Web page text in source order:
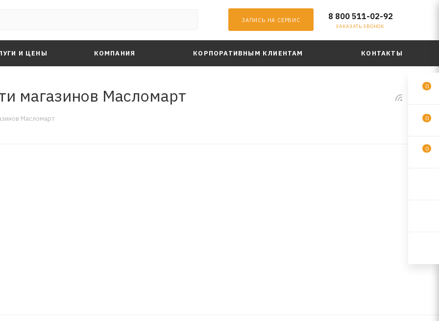
ЗАПИСЬ НА СЕРВИС 8 800 511-02-92
ЗАКАЗАТЬ ЗВОНОК
И ЦЕНЫ КОМПАНИЯ КОРПОРАТИВНЫМ КЛИЕНТАМ КОНТАКТЫ
магазинов Масломарт
Масломарт
0
0
0